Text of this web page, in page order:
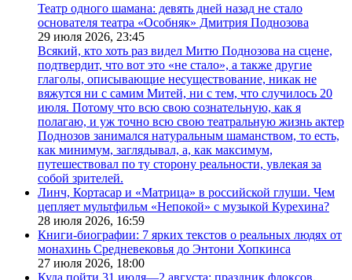
Театр одного шамана: девять дней назад не стало
основателя театра «Особняк» Дмитрия Поднозова
29 июля 2026, 23:45
Всякий, кто хоть раз видел Митю Поднозова на сцене,
подтвердит, что вот это «не стало», а также другие
глаголы, описывающие несуществование, никак не
вяжутся ни с самим Митей, ни с тем, что случилось 20
июля. Потому что всю свою сознательную, как я
полагаю, и уж точно всю свою театральную жизнь актер
Поднозов занимался натуральным шаманством, то есть,
как минимум, заглядывал, а, как максимум,
путешествовал по ту сторону реальности, увлекая за
собой зрителей.
Линч, Кортасар и «Матрица» в российской глуши. Чем
цепляет мультфильм «Непокой» с музыкой Курехина?
28 июля 2026, 16:59
Книги-биографии: 7 ярких текстов о реальных людях от
монахинь Средневековья до Энтони Хопкинса
27 июля 2026, 18:00
Куда пойти 31 июля—2 августа: праздник флоксов,